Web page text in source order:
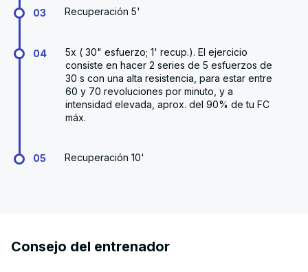
03 Recuperación 5'
04
5x ( 30" esfuerzo; 1' recup.). El ejercicio
consiste en hacer 2 series de 5 esfuerzos de
30 s con una alta resistencia, para estar entre
60 y 70 revoluciones por minuto, y a
intensidad elevada, aprox. del 90% de tu FC
máx.
05 Recuperación 10'
Consejo del entrenador